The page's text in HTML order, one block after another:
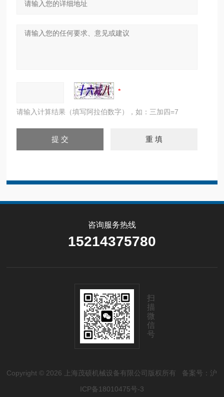
请输入计算结果（填写阿拉伯数字），如：三加四=7
咨询服务热线
15214375780
扫
描
微
信
号
Copyright © 2026 上海茂硕机械设备有限公司版权所有 备案号：沪
ICP备18010475号-3